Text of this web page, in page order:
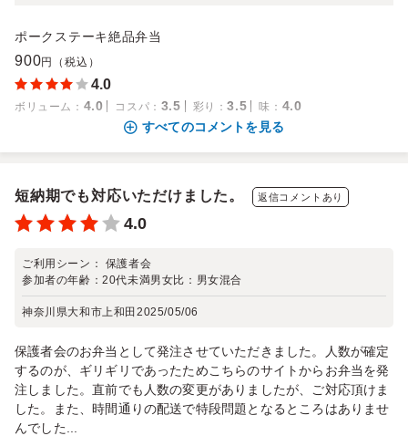
ポークステーキ絶品弁当
900円（税込）
4.0
ボリューム ： 4.0 コスパ ： 3.5 彩り ：3.5 味 ： 4.0
すべてのコメントを見る
短納期でも対応いただけました。 返信コメントあり
4.0
ご利用シーン： 保護者会
参加者の年齢：20代未満男女比： 男女混合
神奈川県大和市上和田 2025/05/06
保護者会のお弁当として発注させていただきました。人数が確定
するのが、ギリギリであったためこちらのサイトからお弁当を発
注しました。直前でも人数の変更がありましたが、ご対応頂けま
した。また、時間通りの配送で特段問題となるところはありませ
んでした...